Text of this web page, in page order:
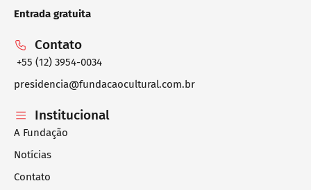
Entrada gratuita
Contato
+55 (12) 3954-0034
presidencia@fundacaocultural.com.br
Institucional
A Fundação
Notícias
Contato